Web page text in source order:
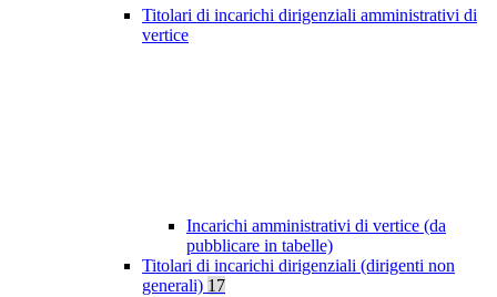
Titolari di incarichi dirigenziali amministrativi di
vertice
Incarichi amministrativi di vertice (da
pubblicare in tabelle)
Titolari di incarichi dirigenziali (dirigenti non
generali) 17